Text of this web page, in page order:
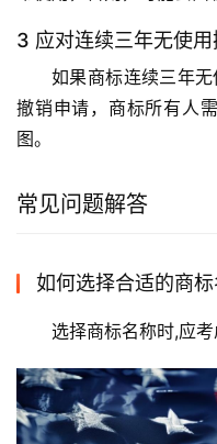
3 应对连续三年无使
如果商标连续三年
撤销申请，商标所有人
图。
常见问题解答
如何选择合适的商标
选择商标名称时,应考